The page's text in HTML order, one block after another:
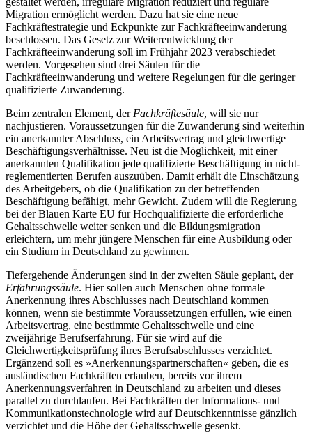
Migration ermöglicht werden. Dazu hat sie eine neue
Fachkräftestrategie und Eckpunkte zur Fachkräfteeinwanderung
beschlossen. Das Gesetz zur Weiterentwicklung der
Fachkräfteeinwanderung soll im Frühjahr 2023 verabschiedet
werden. Vorgesehen sind drei Säulen für die
Fachkräfteeinwanderung und weitere Regelungen für die geringer
qualifizierte Zuwanderung.
Beim zentralen Element, der Fachkräftesäule, will sie nur
nachjustieren. Voraussetzungen für die Zuwanderung sind weiterhin
ein anerkannter Abschluss, ein Arbeitsvertrag und gleichwertige
Beschäftigungsverhältnisse. Neu ist die Möglichkeit, mit einer
anerkannten Qualifikation jede qualifizierte Beschäftigung in nicht-
reglementierten Berufen auszuüben. Damit erhält die Einschätzung
des Arbeitgebers, ob die Qualifikation zu der betreffenden
Beschäftigung befähigt, mehr Gewicht. Zudem will die Regierung
bei der Blauen Karte EU für Hochqualifizierte die erforderliche
Gehaltsschwelle weiter senken und die Bildungsmigration
erleichtern, um mehr jüngere Menschen für eine Ausbildung oder
ein Studium in Deutschland zu gewinnen.
Tiefergehende Änderungen sind in der zweiten Säule geplant, der
Erfahrungssäule. Hier sollen auch Menschen ohne formale
Anerkennung ihres Abschlusses nach Deutschland kommen
können, wenn sie bestimmte Voraussetzungen erfüllen, wie einen
Arbeitsvertrag, eine bestimmte Gehaltsschwelle und eine
zweijährige Berufserfahrung. Für sie wird auf die
Gleichwertigkeitsprüfung ihres Berufsabschlusses verzichtet.
Ergänzend soll es »Anerkennungspartnerschaften« geben, die es
ausländischen Fachkräften erlauben, bereits vor ihrem
Anerkennungsverfahren in Deutschland zu arbeiten und dieses
parallel zu durchlaufen. Bei Fachkräften der Informations- und
Kommunikationstechnologie wird auf Deutschkenntnisse gänzlich
verzichtet und die Höhe der Gehaltsschwelle gesenkt.